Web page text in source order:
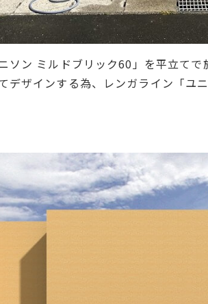
ソン ミルドブリック60」を平立てで
デザインする為、レンガライン「ユ